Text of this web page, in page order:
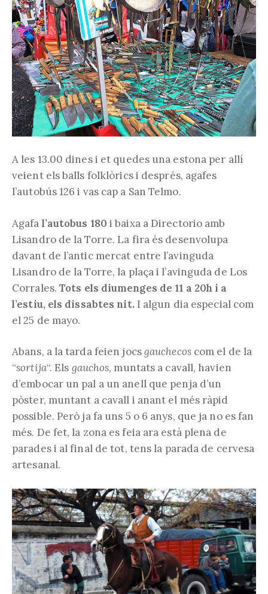
A les 13.00 dines i et quedes una estona per allí
veient els balls folklòrics i després, agafes
l’autobús 126 i vas cap a San Telmo.
Agafal’autobus 180 i baixa a Directorio amb
Lisandro de la Torre. La fira és desenvolupa
davant de l’antic mercat entre l’avinguda
Lisandro de la Torre, la plaça i l’avinguda de Los
Corrales. Tots els diumenges de 11 a 20h i a
l’estiu, els dissabtes nit.I algun dia especial com
el 25 de mayo.
Abans, a la tarda feien jocsgauchecoscom el de la
“sortija“. Els gauchos, muntats a cavall, havien
d’embocar un pal a un anell que penja d’un
pòster, muntant a cavall i anant el més ràpid
possible. Però ja fa uns 5 o 6 anys, que ja no es fan
més. De fet, la zona es feia ara està plena de
parades i al final de tot, tens la parada de cervesa
artesanal.